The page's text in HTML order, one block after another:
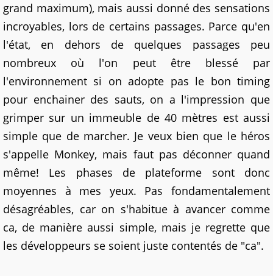
grand maximum), mais aussi donné des sensations
incroyables, lors de certains passages. Parce qu'en
l'état, en dehors de quelques passages peu
nombreux où l'on peut être blessé par
l'environnement si on adopte pas le bon timing
pour enchainer des sauts, on a l'impression que
grimper sur un immeuble de 40 mètres est aussi
simple que de marcher. Je veux bien que le héros
s'appelle Monkey, mais faut pas déconner quand
même! Les phases de plateforme sont donc
moyennes à mes yeux. Pas fondamentalement
désagréables, car on s'habitue à avancer comme
ca, de manière aussi simple, mais je regrette que
les développeurs se soient juste contentés de "ca".